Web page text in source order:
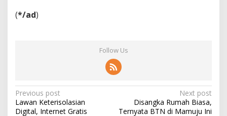
(*/ad)
Follow Us
P
o
Previous post
Lawan Keterisolasian
Digital, Internet Gratis
Next post
Disangka Rumah Biasa,
Ternyata BTN di Mamuju Ini